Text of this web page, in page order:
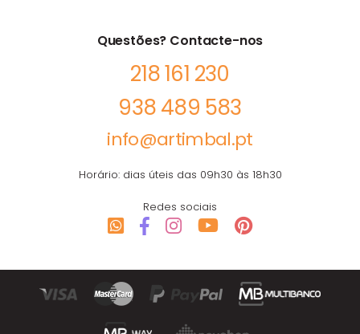
Questões? Contacte-nos
218 161 230
938 489 583
info@artimbal.pt
Horário: dias úteis das 09h30 às 18h30
Redes sociais